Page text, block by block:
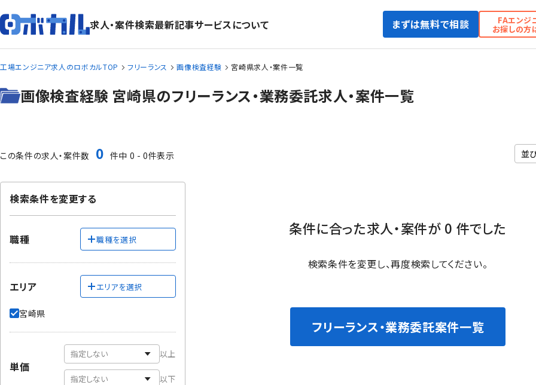
求人・案件検索最新記事サービスについて まずは無料で相談 FAエンジ
お探しの方
工場エンジニア求人のロボカルTOP フリーランス 画像検査経験 宮崎県求人・案件一覧
画像検査経験 宮崎県のフリーランス・業務委託求人・案件一覧
この条件の求人・案件数 0 件中 0 - 0件表示
条件に合った求人・案件が 0 件でした
検索条件を変更し、再度検索してください。
フリーランス・業務委託案件一覧
検索条件を変更する
職種 職種を選択
エリア エリアを選択
宮崎県
単価
以上
以下